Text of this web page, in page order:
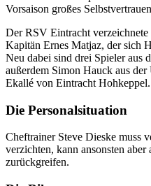
Vorsaison großes
Der RSV Eintracht verzeichnete
Kapitän Ernes Matjaz, der sich
Neu dabei sind drei Spieler aus
außerdem Simon Hauck aus
Ekallé von Eintracht Hohkeppel.
Die Personalsituation
Cheftrainer Steve Dieske muss
verzichten, kann ansonsten aber
zurückgreifen.